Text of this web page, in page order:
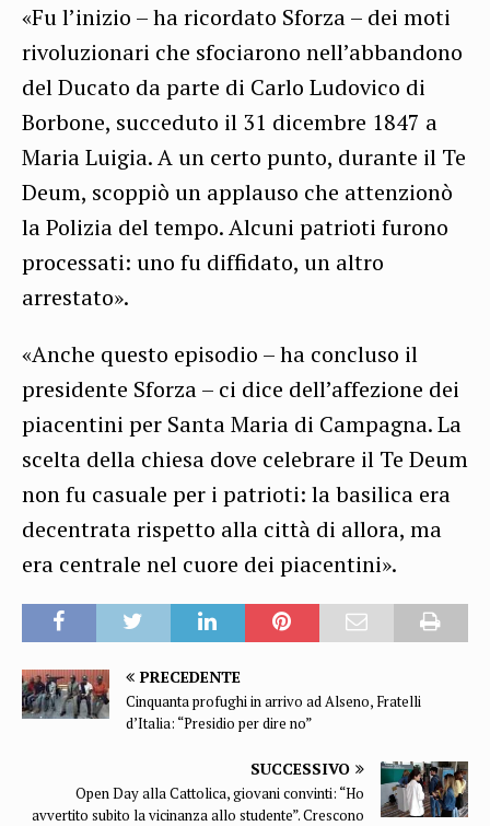
«Fu l’inizio – ha ricordato Sforza – dei moti
rivoluzionari che sfociarono nell’abbandono
del Ducato da parte di Carlo Ludovico di
Borbone, succeduto il 31 dicembre 1847 a
Maria Luigia. A un certo punto, durante il Te
Deum, scoppiò un applauso che attenzionò
la Polizia del tempo. Alcuni patrioti furono
processati: uno fu diffidato, un altro
arrestato».
«Anche questo episodio – ha concluso il
presidente Sforza – ci dice dell’affezione dei
piacentini per Santa Maria di Campagna. La
scelta della chiesa dove celebrare il Te Deum
non fu casuale per i patrioti: la basilica era
decentrata rispetto alla città di allora, ma
era centrale nel cuore dei piacentini».
PRECEDENTE
Cinquanta profughi in arrivo ad Alseno, Fratelli
d’Italia: “Presidio per dire no”
SUCCESSIVO
Open Day alla Cattolica, giovani convinti: “Ho
avvertito subito la vicinanza allo studente”. Crescono